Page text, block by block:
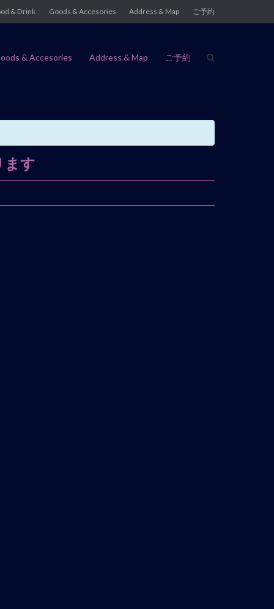
& Drink Goods & Accesories Address & Map ご予約
& Accesories Address & Map ご予約
ます